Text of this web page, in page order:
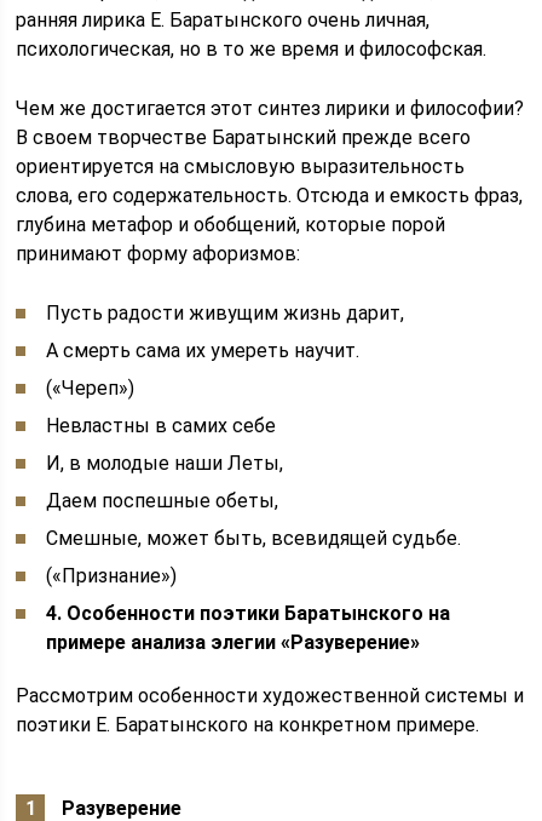
ранняя лирика Е. Баратынского очень личная,
психологическая, но в то же время и философская.
Чем же достигается этот синтез лирики и философии?
В своем творчестве Баратынский прежде всего
ориентируется на смысловую выразительность
слова, его содержательность. Отсюда и емкость фраз,
глубина метафор и обобщений, которые порой
принимают форму афоризмов:
Пусть радости живущим жизнь дарит,
А смерть сама их умереть научит.
(«Череп»)
Невластны в самих себе
И, в молодые наши Леты,
Даем поспешные обеты,
Смешные, может быть, всевидящей судьбе.
(«Признание»)
4. Особенности поэтики Баратынского на
примере анализа элегии «Разуверение»
Рассмотрим особенности художественной системы и
поэтики Е. Баратынского на конкретном примере.
Разуверение